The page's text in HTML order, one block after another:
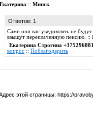
Екатерина :: Минск
Ответов: 1
Сами они вас уведомлять не
взыщут переплаченную пенсию.
Екатерина Строгина
вопрос :: Поблагодарить
этой страницы: https://